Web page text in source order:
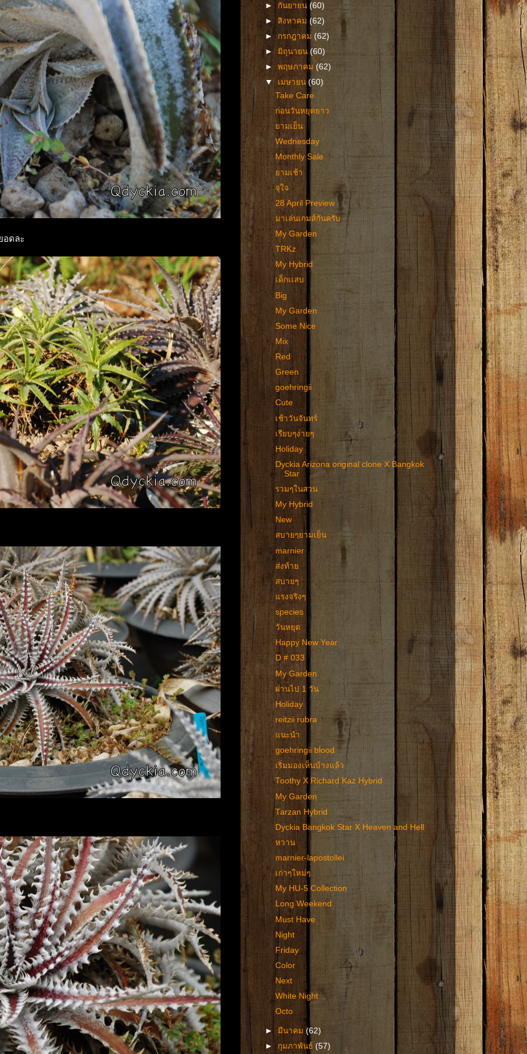
อดละ
► กันยายน(60)
►สิงหาคม(62)
► กรกฎาคม (62)
►มิถุนายน(60)
►พฤษภาคม(62)
▼ เมษายน(60)
Take Care
ก่อนวันหยุดยาว
ยามเย็น
Wednesday
Monthly Sale
ยามเช้า
จุใจ
28 April Preview
มาเล่นเกมส์กันครับ
My Garden
TRKz
My Hybrid
เด็กเเสบ
Big
My Garden
Some Nice
Mix
Red
Green
goehringii
Cute
เช้าวันจันทร์
เรียบๆง่ายๆ
Holiday
Dyckia Arizona original clone X Bangkok
Star
รวมๆในสวน
My Hybrid
New
สบายๆยามเย็น
marnier
ส่งท้าย
สบายๆ
แรงจริงๆ
species
วันหยุด
Happy New Year
D # 033
My Garden
ผ่านไป 1 วัน
Holiday
reitzii rubra
แนะนำ
goehringii blood
เริ่มมองเห็นบ้างแล้ว
Toothy X Richard Kaz Hybrid
My Garden
Tarzan Hybrid
Dyckia Bangkok Star X Heaven and Hell
หวาน
marnier-lapostollei
เก่าๆใหม่ๆ
My HU-5 Collection
Long Weekend
Must Have
Night
Friday
Color
Next
White Night
Octo
►มีนาคม(62)
► กุมภาพันธ์(57)